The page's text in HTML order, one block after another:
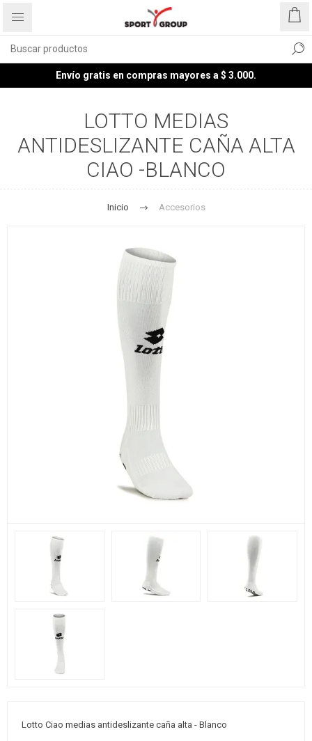
Envío gratis en compras mayores a $ 3.000.
LOTTO MEDIAS
ANTIDESLIZANTE CAÑA ALTA
CIAO -BLANCO
Inicio Accesorios
Lotto Ciao medias antideslizante caña alta - Blanco